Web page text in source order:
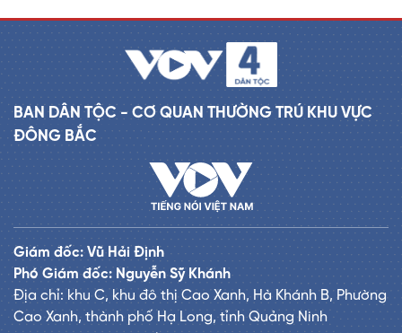
BAN DÂN TỘC - CƠ QUAN THƯỜNG TRÚ KHU VỰC
ĐÔNG BẮC
Giám đốc: Vũ Hải Định
Phó Giám đốc: Nguyễn Sỹ Khánh
Địa chỉ: khu C, khu đô thị Cao Xanh, Hà Khánh B, Phường
Cao Xanh, thành phố Hạ Long, tỉnh Quảng Ninh